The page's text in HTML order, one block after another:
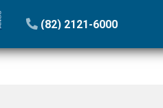
(82) 2121-6000
feminino